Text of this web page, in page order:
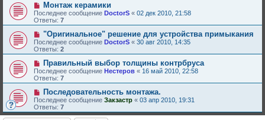
Монтаж керамики
Последнее сообщение DoctorS « 02 дек 2010, 21:58
Ответы: 7
"Оригинальное" решение для устройства примыкания
Последнее сообщение DoctorS « 30 авг 2010, 14:35
Ответы: 2
Правильный выбор толщины контрбруса
Последнее сообщение Нестеров « 16 май 2010, 22:58
Ответы: 7
Последовательность монтажа.
Последнее сообщение Закзастр « 03 апр 2010, 19:31
Ответы: 7